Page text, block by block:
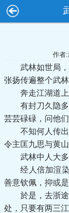
作者
武林如世局，
张扬传遍整个武林
奔走江湖道上
有封刀久隐多
芸芸碌碌，问他
不知何人传出
令主匡九思与黄
武林中人大多
经人倍加渲染
善意钦佩，抑或
於是，去浙途
处，只要有两三